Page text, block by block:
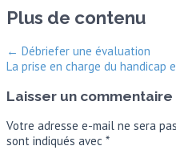
Plus de contenu
← Débriefer une évaluation
La prise en charge du handicap
Laisser un commentaire
Votre adresse e-mail ne sera
sont indiqués avec *